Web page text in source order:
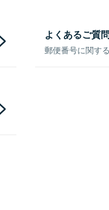
よくあるご質
郵便番号に関す